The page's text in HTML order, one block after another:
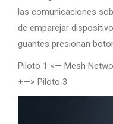
las comunicaciones
de emparejar
guantes presionan
Piloto 1 <— Mesh
+—> Piloto 3